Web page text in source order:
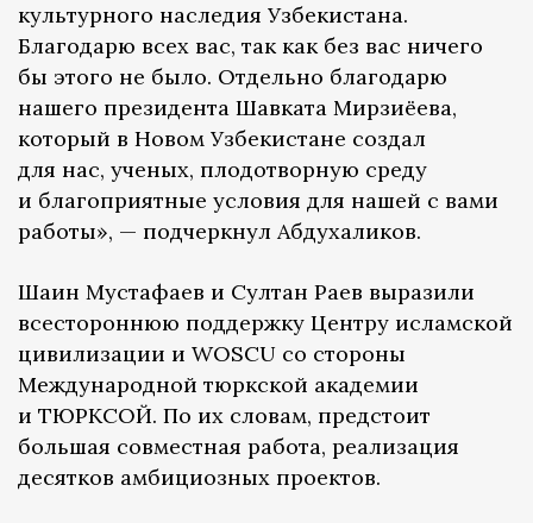
культурного наследия Узбекистана.
Благодарю всех вас, так как без вас ничего
бы этого не было. Отдельно благодарю
нашего президента Шавката Мирзиёева,
который в Новом Узбекистане создал
для нас, ученых, плодотворную среду
и благоприятные условия для нашей с вами
работы», — подчеркнул Абдухаликов.
Шаин Мустафаев и Султан Раев выразили
всестороннюю поддержку Центру исламской
цивилизации и WOSCU со стороны
Международной тюркской академии
и ТЮРКСОЙ. По их словам, предстоит
большая совместная работа, реализация
десятков амбициозных проектов.